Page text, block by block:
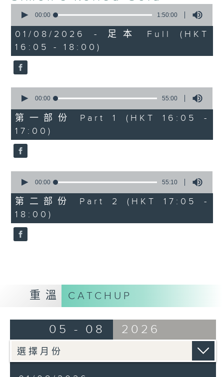
Stay tuned with Simon’s Rolled
Gold.
seconds
1
hour,
50
minutes,
0
seconds
00:00 1:50:00
01/08/2026 - 足本 Full (HKT
16:05 - 18:00)
seconds
55
minutes,
0
seconds
00:00 55:00
第一部份 Part 1 (HKT 16:05 -
17:00)
seconds
55
minutes,
10
seconds
00:00 55:10
第二部份 Part 2 (HKT 17:05 -
18:00)
重溫 CATCHUP
05 - 08 2026